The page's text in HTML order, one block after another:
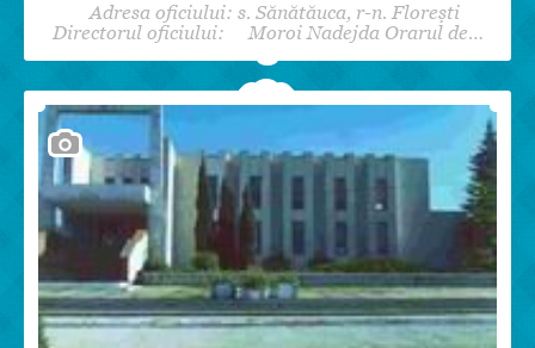
Adresa oficiului: s. Sănătăuca, r-n. Florești
Directorul oficiului: Moroi Nadejda Orarul de…